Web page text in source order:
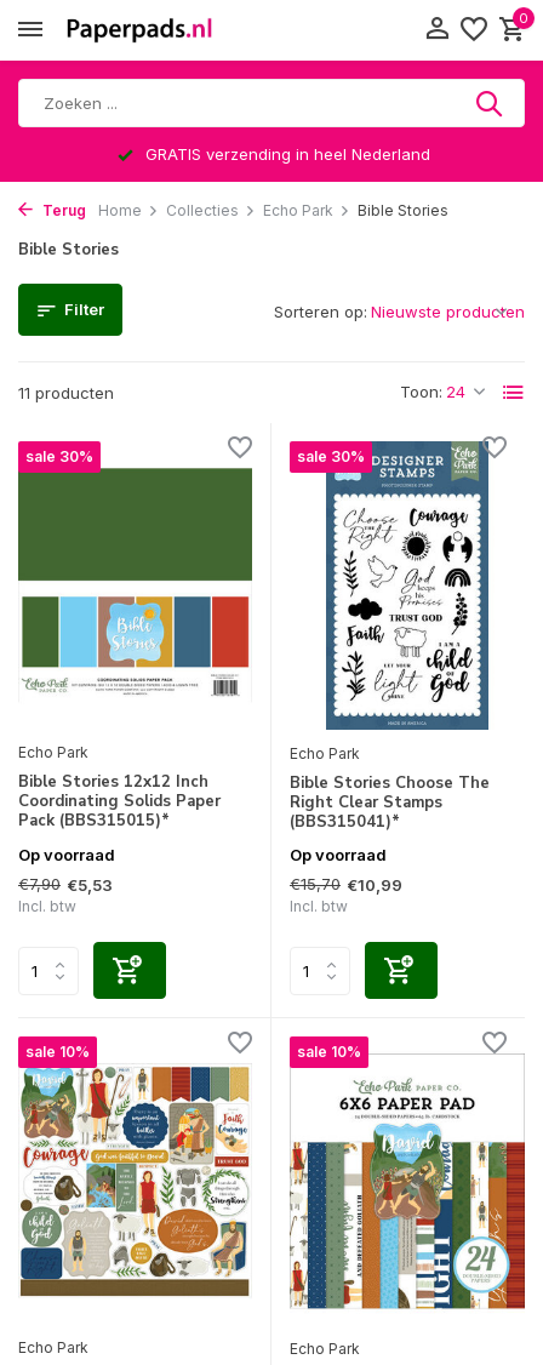
0
GRATIS verzending in heel Nederland
Terug Home Collecties Echo Park Bible Stories
Bible Stories
Filter
11 producten Toon:
Sorteren op:
sale 30%
Echo Park
Bible Stories 12x12 Inch
Coordinating Solids Paper
Pack (BBS315015)*
Op voorraad
€7,90 €5,53
Incl. btw
sale 30%
Echo Park
Bible Stories Choose The
Right Clear Stamps
(BBS315041)*
Op voorraad
€15,70 €10,99
Incl. btw
sale 10%
Echo Park
sale 10%
Echo Park